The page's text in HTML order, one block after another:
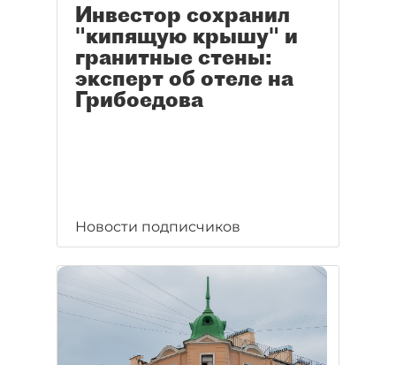
Инвестор сохранил
"кипящую крышу" и
гранитные стены:
эксперт об отеле на
Грибоедова
Новости подписчиков